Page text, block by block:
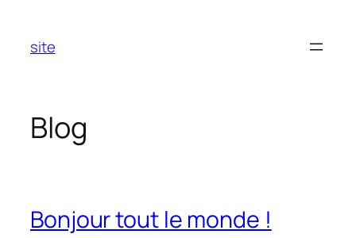
contenu
site
Blog
Bonjour tout le monde !